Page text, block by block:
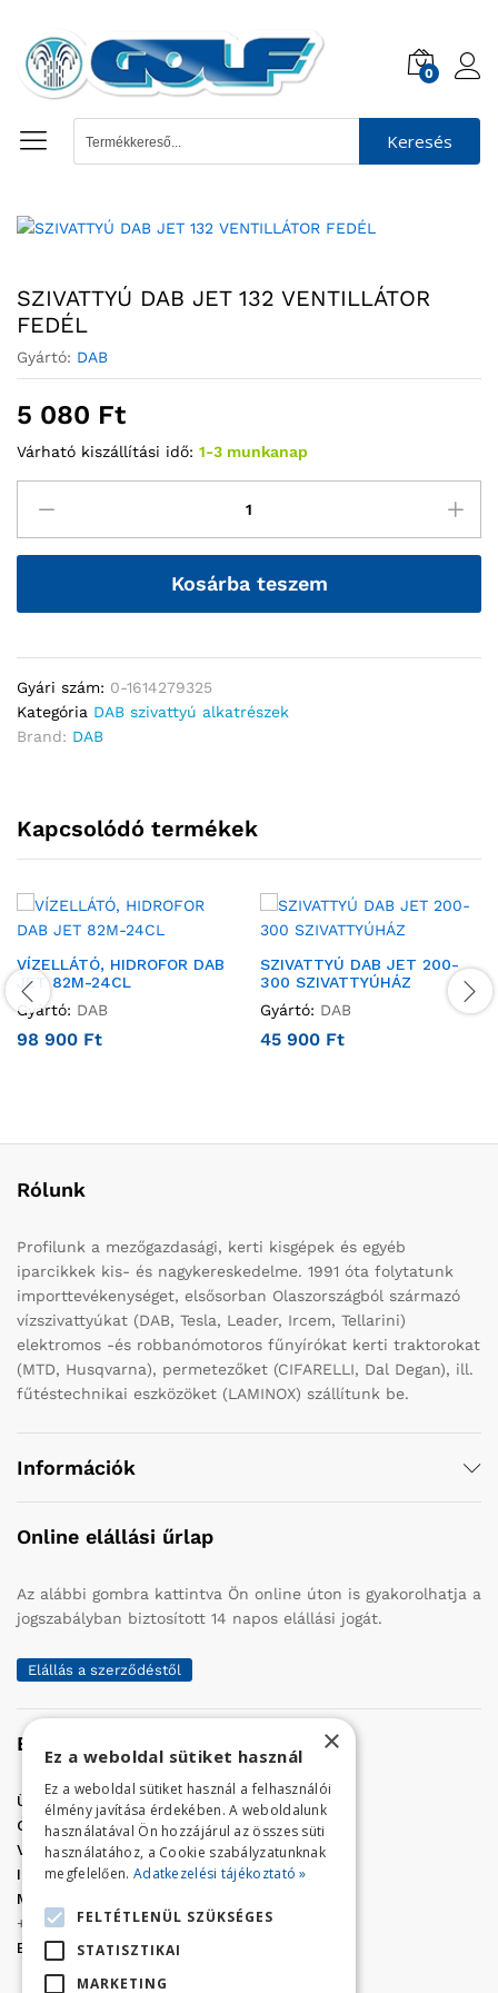
0
Keresés
SZIVATTYÚ DAB JET 132 VENTILLÁTOR
FEDÉL
Gyártó: DAB
5 080 Ft
Várható kiszállítási idő: 1-3 munkanap
Kosárba teszem
Gyári szám: 0-1614279325
Kategória DAB szivattyú alkatrészek
Brand: DAB
Kapcsolódó termékek
VÍZELLÁTÓ, HIDROFOR DAB
JET 82M-24CL
Gyártó: DAB
98 900 Ft
SZIVATTYÚ DAB JET 200-
300 SZIVATTYÚHÁZ
Gyártó: DAB
45 900 Ft
Rólunk
Profilunk a mezőgazdasági, kerti kisgépek és egyéb
iparcikkek kis- és nagykereskedelme. 1991 óta folytatunk
importtevékenységet, elsősorban Olaszországból származó
vízszivattyúkat (DAB, Tesla, Leader, Ircem, Tellarini)
elektromos -és robbanómotoros fűnyírókat kerti traktorokat
(MTD, Husqvarna), permetezőket (CIFARELLI, Dal Degan), ill.
fűtéstechnikai eszközöket (LAMINOX) szállítunk be.
Információk
Online elállási űrlap
Az alábbi gombra kattintva Ön online úton is gyakorolhatja a
jogszabályban biztosított 14 napos elállási jogát.
Elállás a szerződéstől
Elérhetőség
Üzletünk címe:
Szolnok, Vércse út 17.
Golf Center Áruház:06 (56) 423-324
VÁR-Kert Áruház: 06 (56) 429-771
Iroda:06 (56) 421-857
Megrendelés, termék információ:
+36 (70) 938-3356
E-mail:
golfaruhaz@gmail.com
×
Ez a weboldal sütiket használ
Ez a weboldal sütiket használ a felhasználói
élmény javítása érdekében. A weboldalunk
használatával Ön hozzájárul az összes süti
használatához, a Cookie szabályzatunknak
megfelelően. Adatkezelési tájékoztató »
FELTÉTLENÜL SZÜKSÉGES
STATISZTIKAI
MARKETING